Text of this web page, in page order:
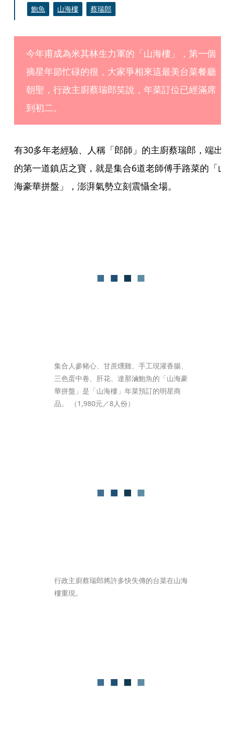
鮑魚
山海樓 蔡瑞郎
今年甫成為米其林生力軍的「山海樓」，第一個
摘星年節忙碌的很，大家爭相來這最美台菜餐廳
朝聖，行政主廚蔡瑞郎笑說，年菜訂位已經滿席
到初二。
有30多年老經驗、人稱「郎師」的主廚蔡瑞郎，端出
的第一道鎮店之寶，就是集合6道老師傅手路菜的「
海豪華拼盤」，澎湃氣勢立刻震懾全場。
集合人參豬心、甘蔗燻雞、手工現灌香腸、
三色蛋中卷、肝花、達那滷鮑魚的「山海豪
華拼盤」是「山海樓」年菜預訂的明星商
品。 （1,980元／8人份）
行政主廚蔡瑞郎將許多快失傳的台菜在山海
樓重現。